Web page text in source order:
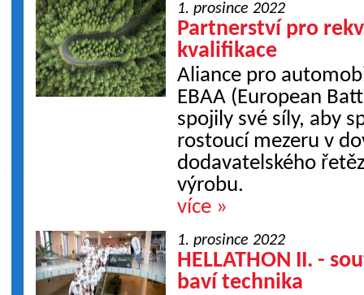
1. prosince 2022
Partnerství pro
kvalifikace
Aliance pro
EBAA (European
spojily své síly, aby
rostoucí mezeru v
dodavatelského
výrobu.
více »
1. prosince 2022
HELLATHON II. -
baví technika